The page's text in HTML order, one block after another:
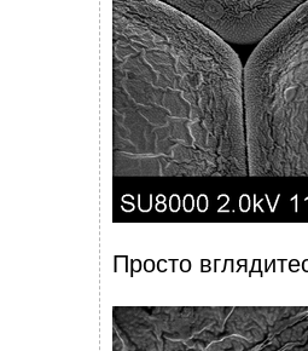
Просто